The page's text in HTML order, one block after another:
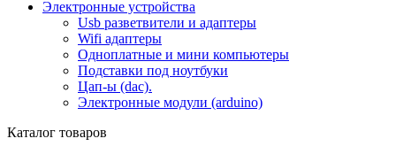
Электронные устройства
Usb разветвители и адаптеры
Wifi адаптеры
Одноплатные и мини компьютеры
Подставки под ноутбуки
Цап-ы (dac).
Электронные модули (arduino)
Каталог товаров